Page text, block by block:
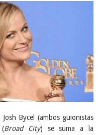
Bycel (ambos guionistas
(Broad City) se suma a la